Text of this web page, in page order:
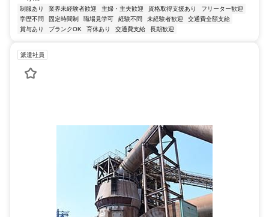
制服あり 業界未経験者歓迎 主婦・主夫歓迎 資格取得支援あり
フリーター歓迎
学歴不問
固定時間制 職場見学可 経験不問 未経験者歓迎
交通費全額支給
賞与あり
ブランクOK 育休あり 交通費支給 長期歓迎
派遣社員